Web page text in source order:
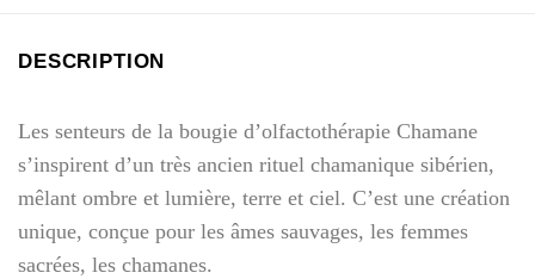
DESCRIPTION
Les senteurs de la bougie d’olfactothérapie Chamane
s’inspirent d’un très ancien rituel chamanique sibérien,
mêlant ombre et lumière, terre et ciel. C’est une création
unique, conçue pour les âmes sauvages, les femmes
sacrées, les chamanes.